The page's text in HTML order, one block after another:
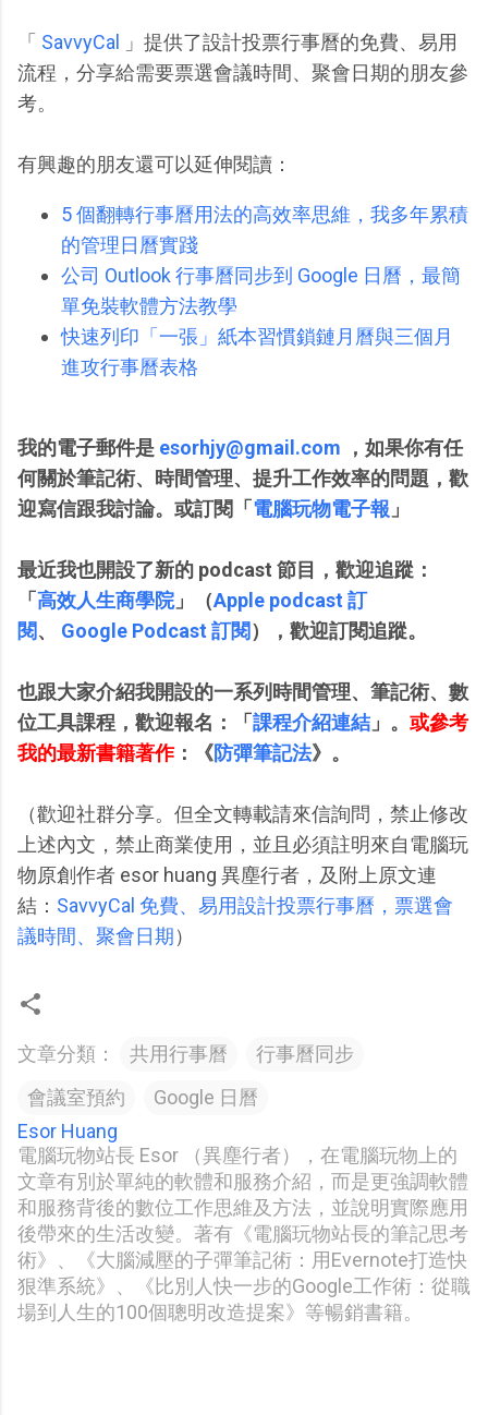
「 SavvyCal
」提供了設計投票行事曆的免費、易用
流程，分享給需要票選會議時間、聚會日期的朋友參
考。
有興趣的朋友還可以延伸閱讀：
5 個翻轉行事曆用法的高效率思維，我多年累積
的管理日曆實踐
公司 Outlook 行事曆同步到 Google 日曆，最簡
單免裝軟體方法教學
快速列印「一張」紙本習慣鎖鏈月曆與三個月
進攻行事曆表格
我的電子郵件是 esorhjy@gmail.com ，如果你有任
何關於筆記術、時間管理、提升工作效率的問題，歡
迎寫信跟我討論。或訂閱「 電腦玩物電子報 」
最近我也開設了新的 podcast 節目，歡迎追蹤：
「 高效人生商學院」（Apple podcast 訂
閱、 Google Podcast 訂閱）， 歡迎訂閱追蹤。
也跟大家介紹我開設的一系列時間管理、筆記術、數
位工具課程，歡迎報名 ：「 課程介紹連結 」。 或參考
我的最新書籍著作：《防彈筆記法》。
（歡迎社群分享。但全文轉載請來信詢問，禁止修改
上述內文，禁止商業使用，並且必須註明來自電腦玩
物原創作者 esor huang 異塵行者，及附上原文連
結： SavvyCal 免費、易用設計投票行事曆，票選會
議時間、聚會日期）
文章分類： 共用行事曆
行事曆同步
會議室預約
Google 日曆
Esor Huang
電腦玩物站長 Esor （異塵行者），在電腦玩物上的
文章有別於單純的軟體和服務介紹，而是更強調軟體
和服務背後的數位工作思維及方法，並說明實際應用
後帶來的生活改變。著有《電腦玩物站長的筆記思考
術》、《大腦減壓的子彈筆記術：用Evernote打造快
狠準系統》、《比別人快一步的Google工作術：從職
場到人生的100個聰明改造提案》等暢銷書籍。